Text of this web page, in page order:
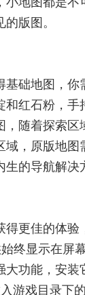
版图。
础地图，
红石粉，
随着探索
，原版地
的导航解决
更佳的体验
终显示在屏
功能，安装
游戏目录下